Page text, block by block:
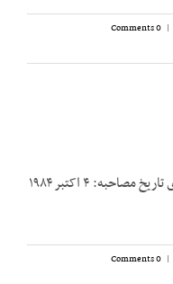
|
0 Comments
روایت‌کننده: آقای دکتر شمس‌الدین جزایری تاریخ مصاحبه: ۴ اکتبر ۱۹۸۴
|
0 Comments